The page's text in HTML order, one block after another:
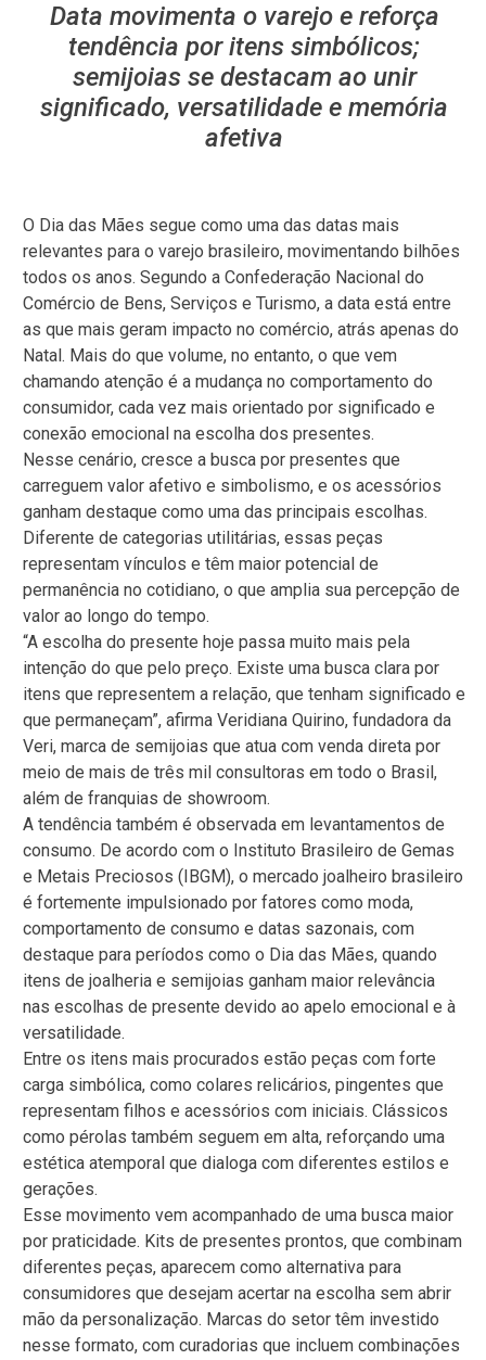
Data movimenta o varejo e reforça
tendência por itens simbólicos;
semijoias se destacam ao unir
significado, versatilidade e memória
afetiva
O Dia das Mães segue como uma das datas mais
relevantes para o varejo brasileiro, movimentando bilhões
todos os anos. Segundo a Confederação Nacional do
Comércio de Bens, Serviços e Turismo, a data está entre
as que mais geram impacto no comércio, atrás apenas do
Natal. Mais do que volume, no entanto, o que vem
chamando atenção é a mudança no comportamento do
consumidor, cada vez mais orientado por significado e
conexão emocional na escolha dos presentes.
Nesse cenário, cresce a busca por presentes que
carreguem valor afetivo e simbolismo, e os acessórios
ganham destaque como uma das principais escolhas.
Diferente de categorias utilitárias, essas peças
representam vínculos e têm maior potencial de
permanência no cotidiano, o que amplia sua percepção de
valor ao longo do tempo.
“A escolha do presente hoje passa muito mais pela
intenção do que pelo preço. Existe uma busca clara por
itens que representem a relação, que tenham significado e
que permaneçam”, afirma Veridiana Quirino, fundadora da
Veri, marca de semijoias que atua com venda direta por
meio de mais de três mil consultoras em todo o Brasil,
além de franquias de showroom.
A tendência também é observada em levantamentos de
consumo. De acordo com o Instituto Brasileiro de Gemas
e Metais Preciosos (IBGM), o mercado joalheiro brasileiro
é fortemente impulsionado por fatores como moda,
comportamento de consumo e datas sazonais, com
destaque para períodos como o Dia das Mães, quando
itens de joalheria e semijoias ganham maior relevância
nas escolhas de presente devido ao apelo emocional e à
versatilidade.
Entre os itens mais procurados estão peças com forte
carga simbólica, como colares relicários, pingentes que
representam filhos e acessórios com iniciais. Clássicos
como pérolas também seguem em alta, reforçando uma
estética atemporal que dialoga com diferentes estilos e
gerações.
Esse movimento vem acompanhado de uma busca maior
por praticidade. Kits de presentes prontos, que combinam
diferentes peças, aparecem como alternativa para
consumidores que desejam acertar na escolha sem abrir
mão da personalização. Marcas do setor têm investido
nesse formato, com curadorias que incluem combinações